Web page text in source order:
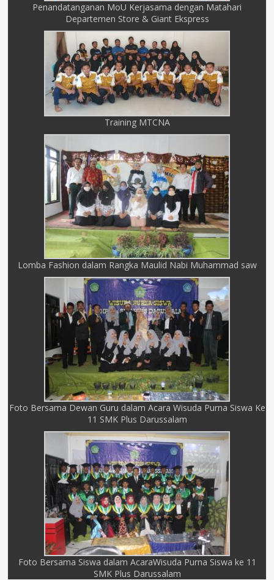
Penandatanganan MoU Kerjasama dengan Matahari
Departemen Store & Giant Ekspress
Training MTCNA
Lomba Fashion dalam Rangka Maulid Nabi Muhammad saw
Foto Bersama Dewan Guru dalam Acara Wisuda Purna Siswa Ke
11 SMK Plus Darussalam
Foto Bersama Siswa dalam AcaraWisuda Purna Siswa ke 11
SMK Plus Darussalam